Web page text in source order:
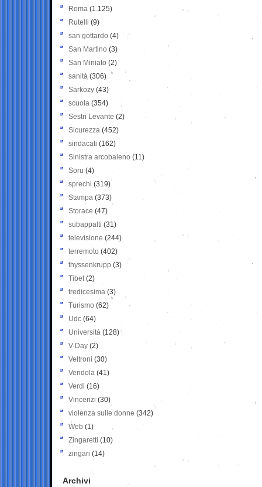
Roma (1.125)
Rutelli (9)
san gottardo (4)
San Martino (3)
San Miniato (2)
sanità (306)
Sarkozy (43)
scuola (354)
Sestri Levante (2)
Sicurezza (452)
sindacati (162)
Sinistra arcobaleno (11)
Soru (4)
sprechi (319)
Stampa (373)
Storace (47)
subappalti (31)
televisione(244)
terremoto (402)
thyssenkrupp (3)
Tibet(2)
tredicesima (3)
Turismo (62)
Udc (64)
Università (128)
V-Day (2)
Veltroni (30)
Vendola (41)
Verdi (16)
Vincenzi (30)
violenza sulle donne (342)
Web (1)
Zingaretti (10)
zingari (14)
Archivi